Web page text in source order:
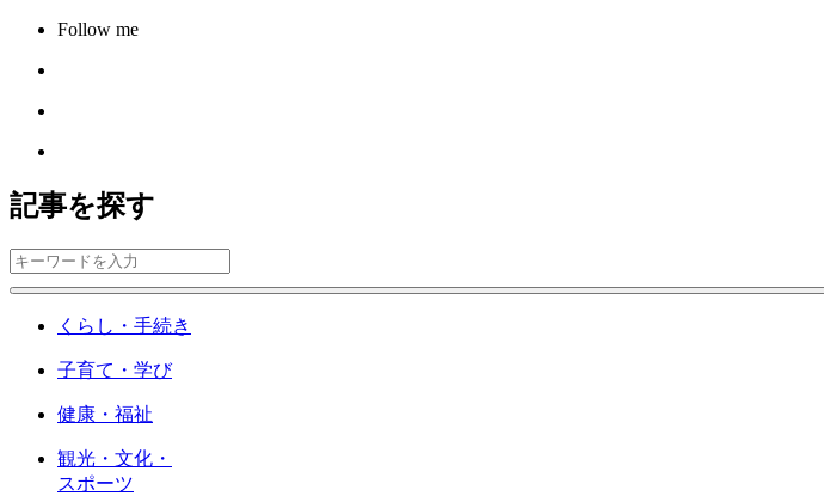
Follow me
記事を探す
くらし・手続き
子育て・学び
健康・福祉
観光・文化・
スポーツ